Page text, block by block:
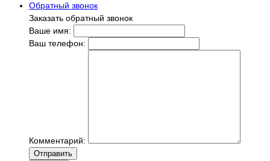
Обратный звонок
Заказать обратный звонок
Ваше имя:
Ваш телефон:
Комментарий:
Отправить